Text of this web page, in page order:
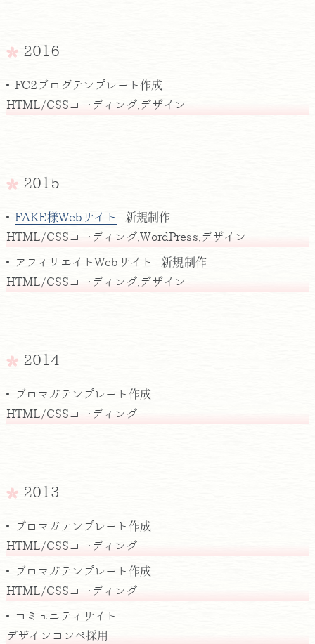
2016
FC2ブログテンプレート作成
HTML/CSSコーディング,デザイン
2015
FAKE様Webサイト
新規制作
HTML/CSSコーディング,WordPress,デザイン
アフィリエイトWebサイト 新規制作
HTML/CSSコーディング,デザイン
2014
ブロマガテンプレート作成
HTML/CSSコーディング
2013
ブロマガテンプレート作成
HTML/CSSコーディング
ブロマガテンプレート作成
HTML/CSSコーディング
コミュニティサイト
デザインコンペ採用